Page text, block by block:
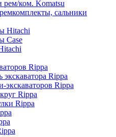
рем/ком. Komatsu
сальники
Hitachi
Case
Rippa
экскаватора Rippa
экскаваторов Rippa
Rippa
Rippa